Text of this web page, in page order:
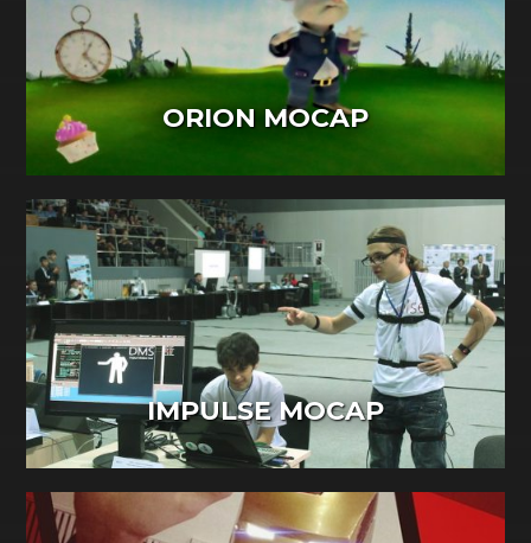
ORION MOCAP
IMPULSE MOCAP